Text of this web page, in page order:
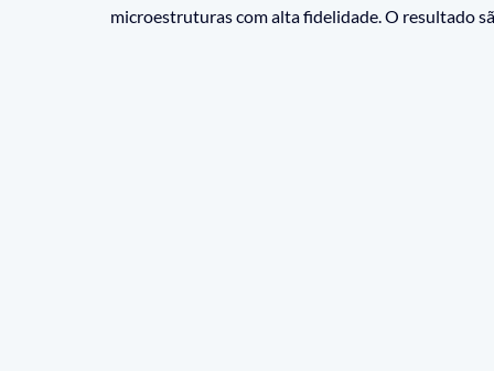
microestruturas com alta fidelidade. O resultado